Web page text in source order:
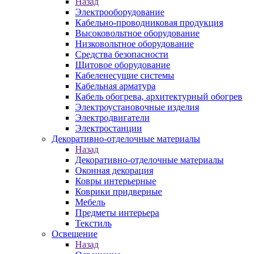
Электрооборудование
Кабельно-проводниковая продукция
Высоковольтное оборудование
Низковольтное оборудование
Средства безопасности
Щитовое оборудование
Кабеленесущие системы
Кабельная арматура
Кабель обогрева, архитектурный обогрев
Электроустановочные изделия
Электродвигатели
Электростанции
Декоративно-отделочные материалы
Назад
Декоративно-отделочные материалы
Оконная декорация
Ковры интерьерные
Коврики придверные
Мебель
Предметы интерьера
Текстиль
Освещение
Назад